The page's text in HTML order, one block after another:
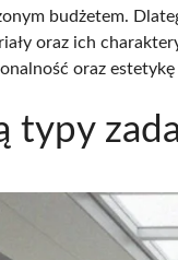
budżetem.
oraz ich
oraz
typy